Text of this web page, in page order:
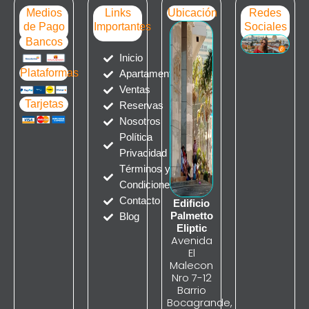
Medios
de Pago
Bancos
Plataformas
Tarjetas
Links
Importantes
Inicio
Apartamentos
Ventas
Reservas
Nosotros
Política
Privacidad
Términos y
Condiciones
Contacto
Blog
Ubicación
Edificio
Palmetto
Eliptic
Avenida
El
Malecon
Nro 7-12
Barrio
Bocagrande,
Redes
Sociales